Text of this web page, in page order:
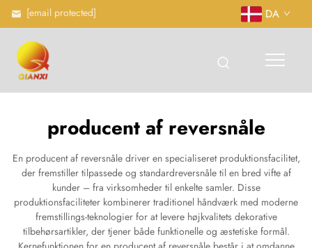
[email protected] DA
producent af reversnåle
En producent af reversnåle driver en specialiseret produktionsfacilitet,
der fremstiller tilpassede og standardreversnåle til en bred vifte af
kunder – fra virksomheder til enkelte samler. Disse
produktionsfaciliteter kombinerer traditionel håndværk med moderne
fremstillings-teknologier for at levere højkvalitets dekorative
tilbehørsartikler, der tjener både funktionelle og æstetiske formål.